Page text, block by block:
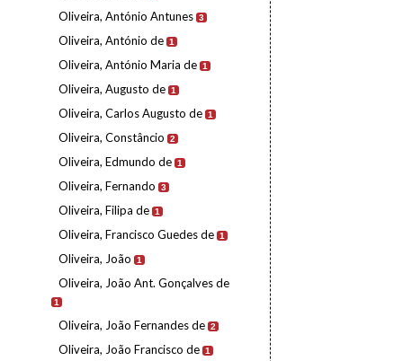
Oliveira, António Antunes 3
Oliveira, António de 1
Oliveira, António Maria de 1
Oliveira, Augusto de 1
Oliveira, Carlos Augusto de 1
Oliveira, Constâncio 2
Oliveira, Edmundo de 1
Oliveira, Fernando 3
Oliveira, Filipa de 1
Oliveira, Francisco Guedes de 1
Oliveira, João 1
Oliveira, João Ant. Gonçalves de
1
Oliveira, João Fernandes de 2
Oliveira, João Francisco de 1